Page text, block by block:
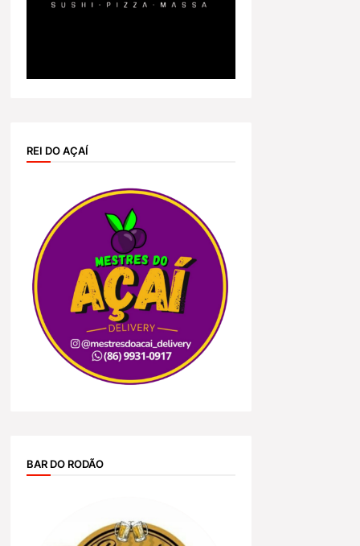
REI DO AÇAÍ
BAR DO RODÃO